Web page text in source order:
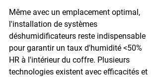
Même avec un emplacement optimal,
l'installation de systèmes
déshumidificateurs reste indispensable
pour garantir un taux d'humidité <50%
HR à l'intérieur du coffre. Plusieurs
technologies existent avec efficacités et